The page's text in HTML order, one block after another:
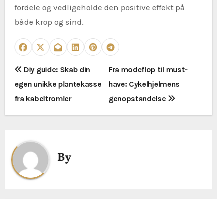
fordele og vedligeholde den positive effekt på
både krop og sind.
I
n
d
æ
g
Diy guide: Skab din
egen unikke plantekasse
fra kabeltromler
Fra modeflop til must-
have: Cykelhjelmens
genopstandelse
By